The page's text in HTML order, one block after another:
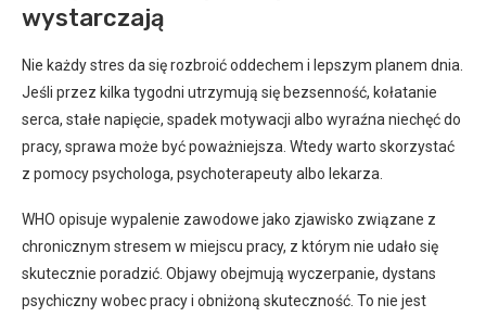
wystarczają
Nie każdy stres da się rozbroić oddechem i lepszym planem dnia.
Jeśli przez kilka tygodni utrzymują się bezsenność, kołatanie
serca, stałe napięcie, spadek motywacji albo wyraźna niechęć do
pracy, sprawa może być poważniejsza. Wtedy warto skorzystać
z pomocy psychologa, psychoterapeuty albo lekarza.
WHO opisuje wypalenie zawodowe jako zjawisko związane z
chronicznym stresem w miejscu pracy, z którym nie udało się
skutecznie poradzić. Objawy obejmują wyczerpanie, dystans
psychiczny wobec pracy i obniżoną skuteczność. To nie jest